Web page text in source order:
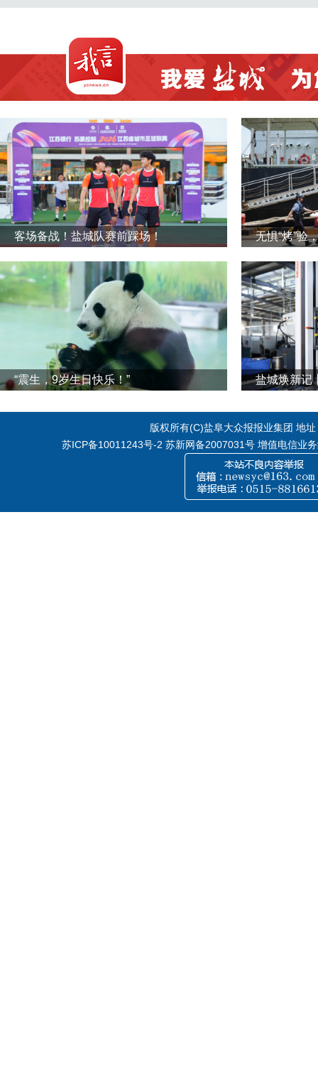
客场备战！盐城队赛前踩场！ 无惧“烤”验
“震生，9岁生日快乐！”
版权所有(C)盐阜大众报报业集团 地
苏ICP备10011243号-2 苏新网备2007031号 增值电信业